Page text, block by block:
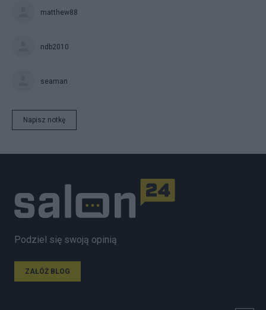
matthew88
ndb2010
seaman
Napisz notkę
Podziel się swoją opinią
ZAŁÓŻ BLOG